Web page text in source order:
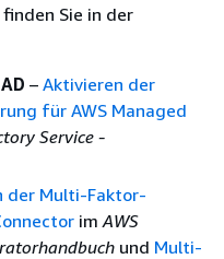
Sie in der
– Aktivieren der
für AWS Managed
Service -
der Multi-Faktor-
imAWS
und Multi-